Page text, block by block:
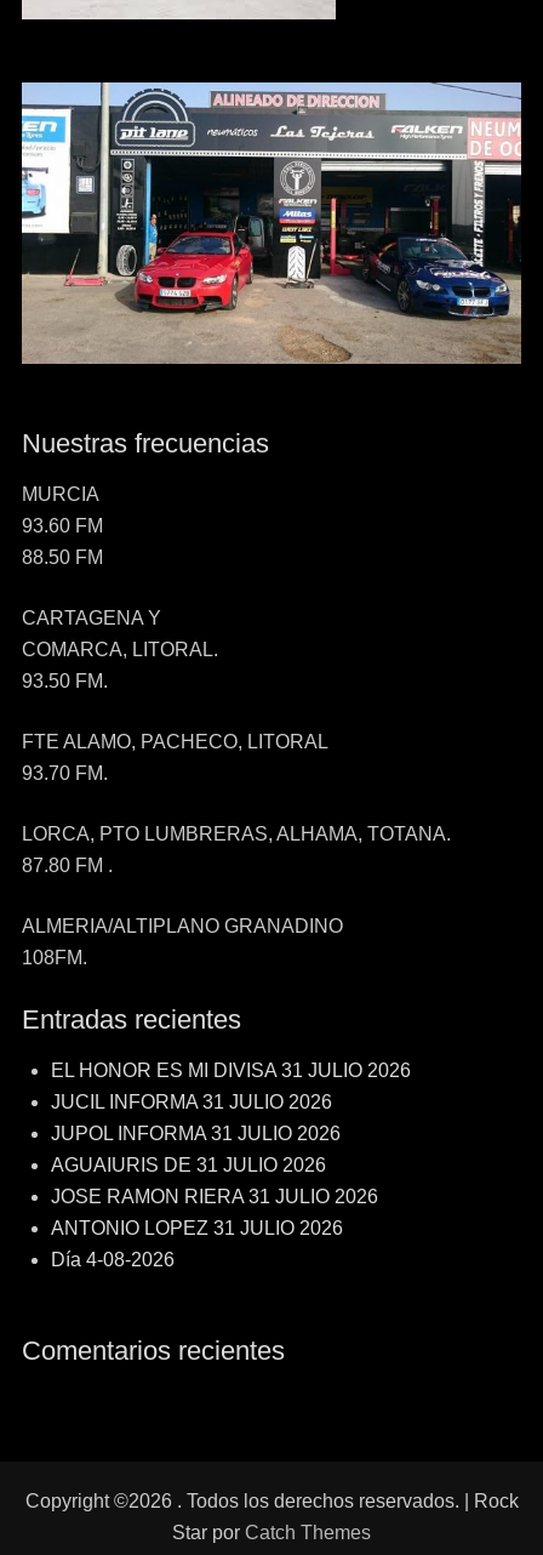
Nuestras frecuencias
MURCIA
93.60 FM
88.50 FM
CARTAGENA Y
COMARCA, LITORAL.
93.50 FM.
FTE ALAMO, PACHECO, LITORAL
93.70 FM.
LORCA, PTO LUMBRERAS, ALHAMA, TOTANA.
87.80 FM .
ALMERIA/ALTIPLANO GRANADINO
108FM.
Entradas recientes
EL HONOR ES MI DIVISA 31 JULIO 2026
JUCIL INFORMA 31 JULIO 2026
JUPOL INFORMA 31 JULIO 2026
AGUAIURIS DE 31 JULIO 2026
JOSE RAMON RIERA 31 JULIO 2026
ANTONIO LOPEZ 31 JULIO 2026
Día 4-08-2026
Comentarios recientes
Copyright ©2026 . Todos los derechos reservados. | Rock
Star por Catch Themes